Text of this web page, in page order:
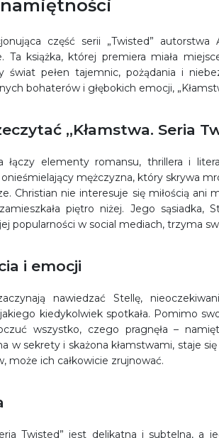
część serii „Twisted”
Ta książka, której premiera miała
świat pełen tajemnic, pożądania i
bohaterów i głębokich emocji,
„Kłamstwa. Seria
łączy elementy romansu, thrillera i
mężczyzna, który skrywa
Christian nie interesuje się miłością ani
piętro niżej. Jego sąsiadka,
popularności w social mediach, trzyma
i emocji
nawiedzać Stellę,
kiedykolwiek spotkała. Pomimo
wszystko, czego pragnęła –
w sekrety i skażona kłamstwami, staje
może ich całkowicie zrujnować.
Twisted” jest delikatna i subtelna, a